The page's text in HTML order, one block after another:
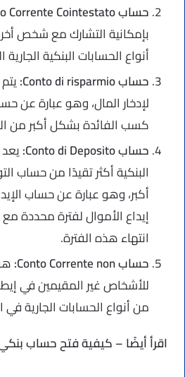
حسابCorrente Cointestato
بإمكانية التشارك مع شخص
أنواع الحسابات البنكية الجارية
حسابConto di risparmio
:
لإدخار المال، وهو عبارة عن
كسب الفائدة بشكل أكبر من
حسابConto di Deposito
:
البنكية أكثر تقيدًا من حساب
أكبر، وهو عبارة عن حساب
إيداع الأموال لفترة محددة
انتهاء هذه الفترة.
حساب Conto Corrente non:
للأشخاص غير المقيمين في
من أنواع الحسابات الجارية في
اقرأ أيضًا – كيفية فتح حساب